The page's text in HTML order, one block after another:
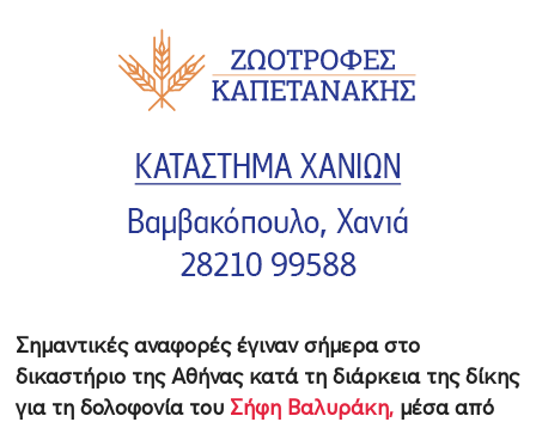
Σημαντικές αναφορές έγιναν σήμερα στο
δικαστήριο της Αθήνας κατά τη διάρκεια της δίκης
για τη δολοφονία του Σήφη Βαλυράκη,μέσα από